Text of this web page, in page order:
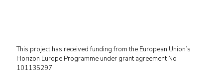
This project has received funding from the European Union’s
Horizon Europe Programme under grant agreement No
101135297.